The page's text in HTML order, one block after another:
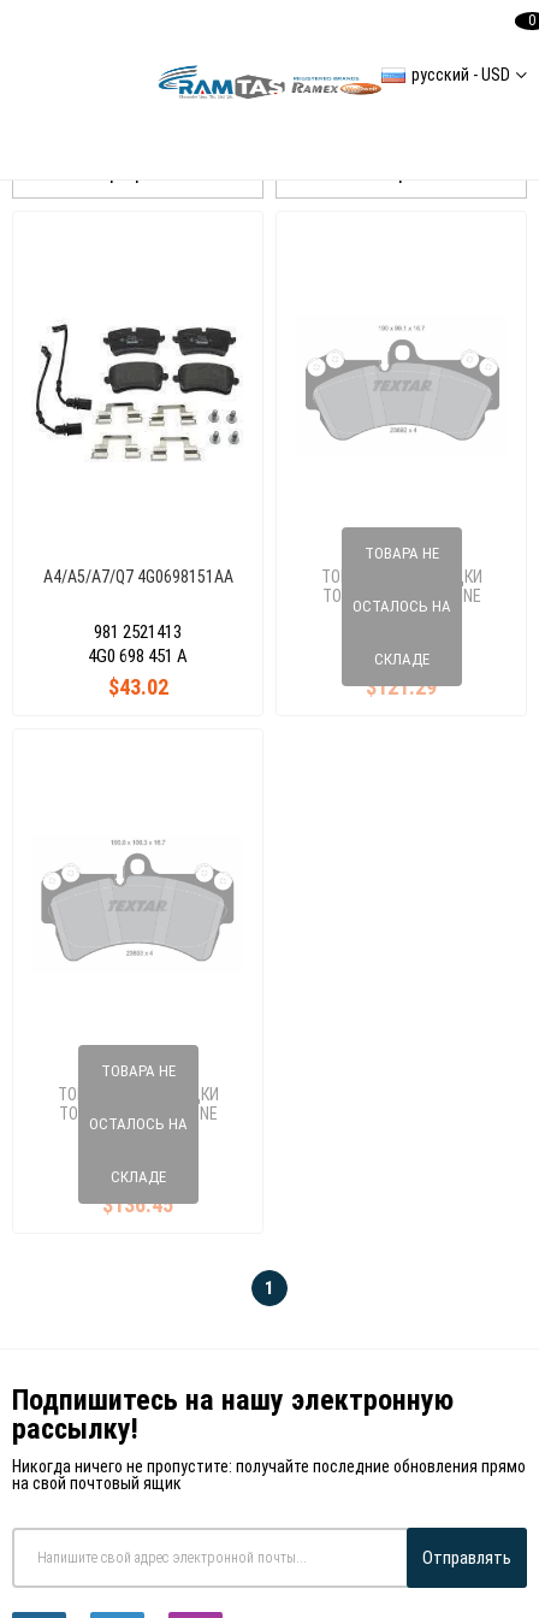
русский - USD
0
A4/A5/A7/Q7 4G0698151AA
981 2521413
$43.02
4G0 698 451 A
ТОВАРА НЕ
ОСТАЛОСЬ НА
СКЛАДЕ
ТОРМОЗНЫЕ КОЛОДКИ
TOUAREG/Q7/CAYENNE
7L0698151H
$121.29
7L0698151H
ТОВАРА НЕ
ОСТАЛОСЬ НА
СКЛАДЕ
ТОРМОЗНЫЕ КОЛОДКИ
TOUAREG/Q7/CAYENNE
7L0698151J
$136.45
7L0698151H
1
Подпишитесь на нашу электронную
рассылку!
Никогда ничего не пропустите: получайте последние обновления прямо
на свой почтовый ящик
Отправлять